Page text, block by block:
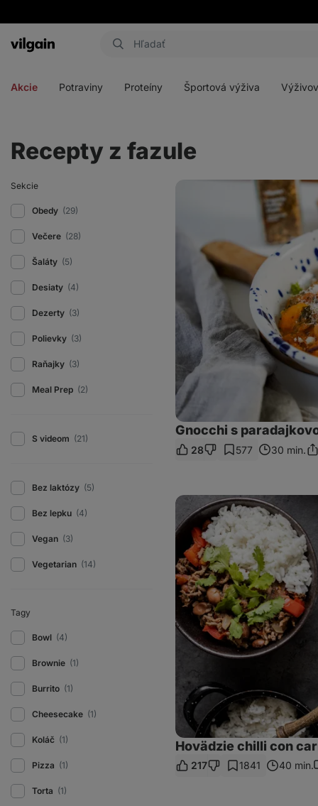
Eshop
Akcie Potraviny Proteíny Športová výživa
Recepty z fazule
Sekcie
Obedy (29)
Večere (28)
Šaláty (5)
Desiaty (4)
Dezerty (3)
Polievky (3)
Raňajky (3)
Meal Prep (2)
S videom (21)
Bez laktózy (5)
Bez lepku (4)
Vegan (3)
Vegetarian (14)
Tagy
Bowl (4)
Brownie (1)
Burrito (1)
Cheesecake (1)
Koláč (1)
Pizza (1)
Torta (1)
špenátom
Gnocchi s
28 577 30 min.
Hovädzie
con
carne
ryžou
Hovädzie chilli con
217 1841 40 min.